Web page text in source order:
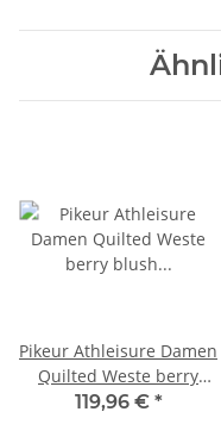
Pikeur Athleisure Damen
Quilted Weste berry
blush Steppweste HW
119,96 € *